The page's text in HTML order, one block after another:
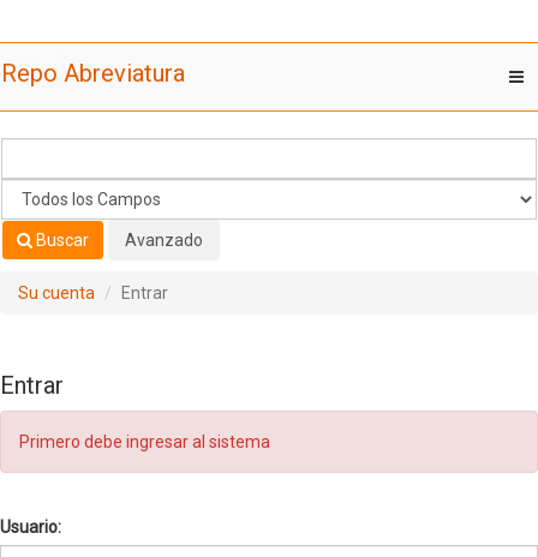
Repo Abreviatura
Buscar Avanzado
Su cuenta Entrar
Entrar
Primero debe ingresar al sistema
Usuario: